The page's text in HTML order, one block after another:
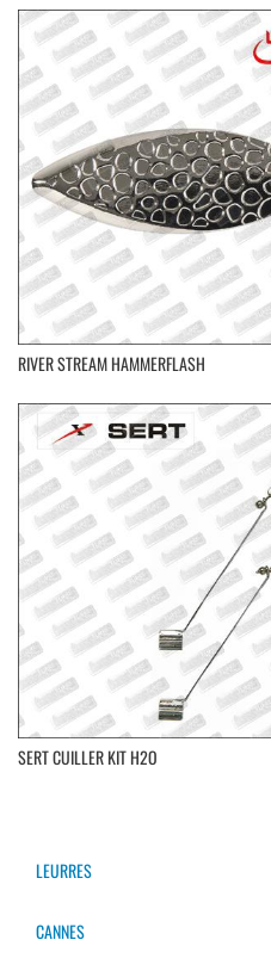
RIVER STREAM HAMMERFLASH
SERT CUILLER KIT H2O
LEURRES
CANNES